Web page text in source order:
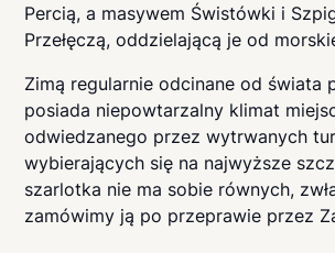
Percią, a masywem Świstówki i
Przełęczą, oddzielającą je od
Zimą regularnie odcinane od świata
posiada niepowtarzalny klimat
odwiedzanego przez wytrwanych
wybierających się na najwyższe
szarlotka nie ma sobie równych,
zamówimy ją po przeprawie przez